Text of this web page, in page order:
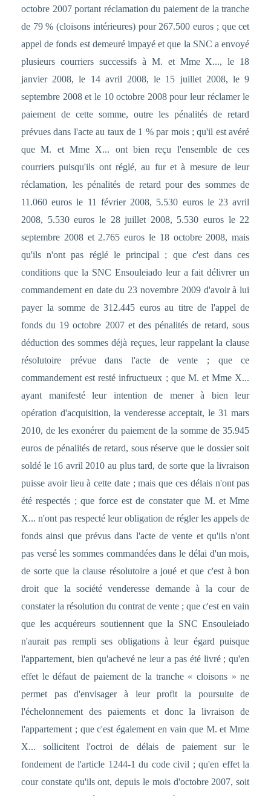
octobre 2007 portant réclamation du paiement de la tranche
de 79 % (cloisons intérieures) pour 267.500 euros ; que cet
appel de fonds est demeuré impayé et que la SNC a envoyé
plusieurs courriers successifs à M. et Mme X..., le 18
janvier 2008, le 14 avril 2008, le 15 juillet 2008, le 9
septembre 2008 et le 10 octobre 2008 pour leur réclamer le
paiement de cette somme, outre les pénalités de retard
prévues dans l'acte au taux de 1 % par mois ; qu'il est avéré
que M. et Mme X... ont bien reçu l'ensemble de ces
courriers puisqu'ils ont réglé, au fur et à mesure de leur
réclamation, les pénalités de retard pour des sommes de
11.060 euros le 11 février 2008, 5.530 euros le 23 avril
2008, 5.530 euros le 28 juillet 2008, 5.530 euros le 22
septembre 2008 et 2.765 euros le 18 octobre 2008, mais
qu'ils n'ont pas réglé le principal ; que c'est dans ces
conditions que la SNC Ensouleiado leur a fait délivrer un
commandement en date du 23 novembre 2009 d'avoir à lui
payer la somme de 312.445 euros au titre de l'appel de
fonds du 19 octobre 2007 et des pénalités de retard, sous
déduction des sommes déjà reçues, leur rappelant la clause
résolutoire prévue dans l'acte de vente ; que ce
commandement est resté infructueux ; que M. et Mme X...
ayant manifesté leur intention de mener à bien leur
opération d'acquisition, la venderesse acceptait, le 31 mars
2010, de les exonérer du paiement de la somme de 35.945
euros de pénalités de retard, sous réserve que le dossier soit
soldé le 16 avril 2010 au plus tard, de sorte que la livraison
puisse avoir lieu à cette date ; mais que ces délais n'ont pas
été respectés ; que force est de constater que M. et Mme
X... n'ont pas respecté leur obligation de régler les appels de
fonds ainsi que prévus dans l'acte de vente et qu'ils n'ont
pas versé les sommes commandées dans le délai d'un mois,
de sorte que la clause résolutoire a joué et que c'est à bon
droit que la société venderesse demande à la cour de
constater la résolution du contrat de vente ; que c'est en vain
que les acquéreurs soutiennent que la SNC Ensouleiado
n'aurait pas rempli ses obligations à leur égard puisque
l'appartement, bien qu'achevé ne leur a pas été livré ; qu'en
effet le défaut de paiement de la tranche « cloisons » ne
permet pas d'envisager à leur profit la poursuite de
l'échelonnement des paiements et donc la livraison de
l'appartement ; que c'est également en vain que M. et Mme
X... sollicitent l'octroi de délais de paiement sur le
fondement de l'article 1244-1 du code civil ; qu'en effet la
cour constate qu'ils ont, depuis le mois d'octobre 2007, soit